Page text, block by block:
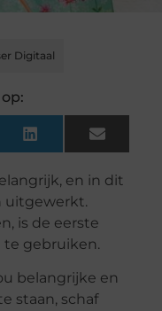
Digitaal
LinkedIn Email
en in dit
uitgewerkt.
is de eerste
gebruiken.
belangrijke en
staan, schaf